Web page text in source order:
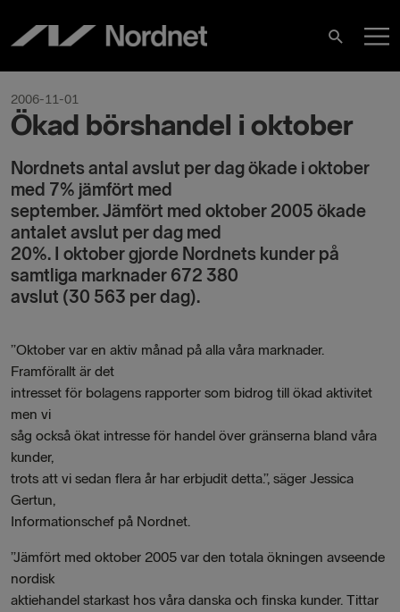
content
Search
2006-11-01
Ökad börshandel i oktober
Nordnets antal avslut per dag ökade i oktober
med 7% jämfört med
september. Jämfört med oktober 2005 ökade
antalet avslut per dag med
20%. I oktober gjorde Nordnets kunder på
samtliga marknader 672 380
avslut (30 563 per dag).
”Oktober var en aktiv månad på alla våra marknader.
Framförallt är det
intresset för bolagens rapporter som bidrog till ökad aktivitet
men vi
såg också ökat intresse för handel över gränserna bland våra
kunder,
trots att vi sedan flera år har erbjudit detta.”, säger Jessica
Gertun,
Informationschef på Nordnet.
”Jämfört med oktober 2005 var den totala ökningen avseende
nordisk
aktiehandel starkast hos våra danska och finska kunder. Tittar